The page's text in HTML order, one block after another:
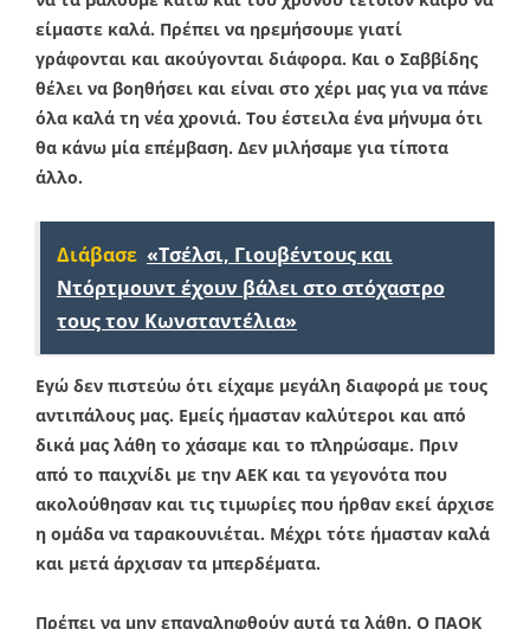
είμαστε καλά. Πρέπει να ηρεμήσουμε γιατί
γράφονται και ακούγονται διάφορα. Και ο Σαββίδης
θέλει να βοηθήσει και είναι στο χέρι μας για να πάνε
όλα καλά τη νέα χρονιά. Του έστειλα ένα μήνυμα ότι
θα κάνω μία επέμβαση. Δεν μιλήσαμε για τίποτα
άλλο.
Διάβασε «Τσέλσι, Γιουβέντους και
Ντόρτμουντ έχουν βάλει στο στόχαστρο
τους τον Κωνσταντέλια»
Εγώ δεν πιστεύω ότι είχαμε μεγάλη διαφορά με τους
αντιπάλους μας. Εμείς ήμασταν καλύτεροι και από
δικά μας λάθη το χάσαμε και το πληρώσαμε. Πριν
από το παιχνίδι με την ΑΕΚ και τα γεγονότα που
ακολούθησαν και τις τιμωρίες που ήρθαν εκεί άρχισε
η ομάδα να ταρακουνιέται. Μέχρι τότε ήμασταν καλά
και μετά άρχισαν τα μπερδέματα.
Πρέπει να μην επαναληφθούν αυτά τα λάθη. Ο ΠΑΟΚ